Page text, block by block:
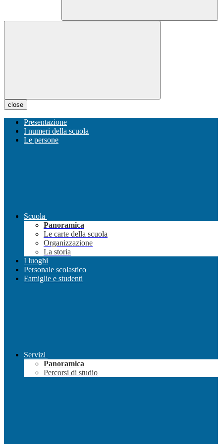
close
Presentazione
I numeri della scuola
Le persone
Scuola
Panoramica
Le carte della scuola
Organizzazione
La storia
I luoghi
Personale scolastico
Famiglie e studenti
Servizi
Panoramica
Percorsi di studio